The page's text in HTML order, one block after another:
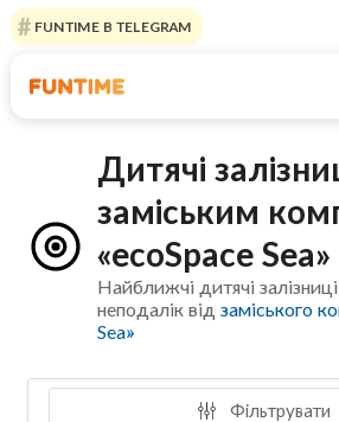
FUNTIME В TELEGRAM
Дитячі
заміським
«ecoSpace Sea»
Найближчі дитячі
неподалік відзаміського
Sea»
Фільтрувати